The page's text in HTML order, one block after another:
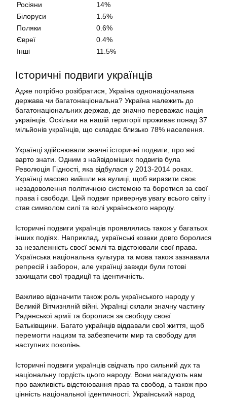
Росіяни
14%
Білоруси
1.5%
Поляки
0.6%
Євреї
0.4%
Інші
11.5%
Історичні подвиги українців
Адже потрібно розібратися, Україна однонаціональна
держава чи багатонаціональна? Україна належить до
багатонаціональних держав, де значно переважає нація
українців. Оскільки на нашій території проживає понад 37
мільйонів українців, що складає близько 78% населення.
Українці здійснювали значні історичні подвиги, про які
варто знати. Одним з найвідоміших подвигів була
Революція Гідності, яка відбулася у 2013-2014 роках.
Українці масово вийшли на вулиці, щоб виразити своє
незадоволення політичною системою та боротися за свої
права і свободи. Цей подвиг привернув увагу всього світу і
став символом силі та волі українського народу.
Історичні подвиги українців проявлялись також у багатьох
інших подіях. Наприклад, українські козаки довго боролися
за незалежність своєї землі та відстоювали свої права.
Українська національна культура та мова також зазнавали
репресій і заборон, але українці завжди були готові
захищати свої традиції та ідентичність.
Важливо відзначити також роль українського народу у
Великій Вітчизняній війні. Українці склали значну частину
Радянської армії та боролися за свободу своєї
Батьківщини. Багато українців віддавали свої життя, щоб
перемогти нацизм та забезпечити мир та свободу для
наступних поколінь.
Історичні подвиги українців свідчать про сильний дух та
національну гордість цього народу. Вони нагадують нам
про важливість відстоювання прав та свобод, а також про
цінність національної ідентичності. Український народ